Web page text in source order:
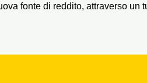
fonte di reddito, attraverso un